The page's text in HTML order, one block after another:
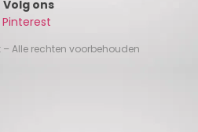
Volg ons
Pinterest
Alle rechten voorbehouden